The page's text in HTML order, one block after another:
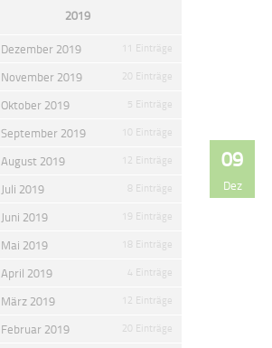
09
Dez
2019
Dezember 2019 11 Einträge
November 2019 20 Einträge
Oktober 2019 5 Einträge
September 2019 10 Einträge
August 2019 12 Einträge
Juli 2019 8 Einträge
Juni 2019 19 Einträge
Mai 2019 18 Einträge
April 2019 4 Einträge
März 2019 12 Einträge
Februar 2019 20 Einträge